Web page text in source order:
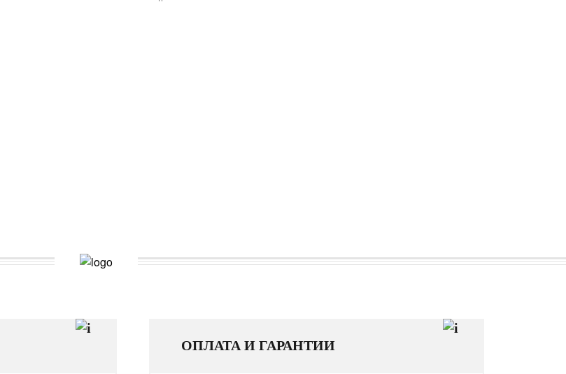
ОПЛАТА И ГАРАНТИИ